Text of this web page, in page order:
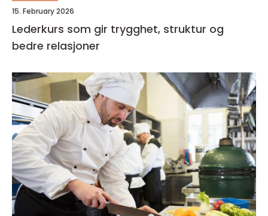
15. February 2026
Lederkurs som gir trygghet, struktur og
bedre relasjoner